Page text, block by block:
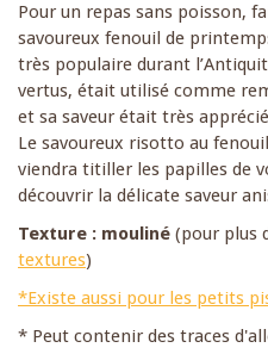
Pour un repas sans poisson,
savoureux fenouil de
très populaire durant
vertus, était utilisé comme
et sa saveur était très
Le savoureux risotto au
viendra titiller les papilles de
découvrir la délicate saveur
Texture : mouliné (pour plus
textures)
*Existe aussi pour les petits
* Peut contenir des traces